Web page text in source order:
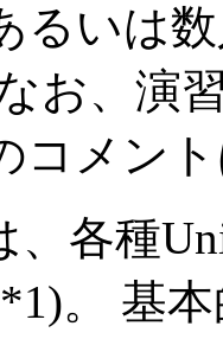
るいは
お、演
コメン
、各種
。 基